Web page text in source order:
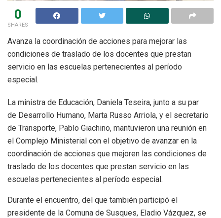
0
SHARES
Avanza la coordinación de acciones para mejorar las
condiciones de traslado de los docentes que prestan
servicio en las escuelas pertenecientes al período
especial.
La ministra de Educación, Daniela Teseira, junto a su par
de Desarrollo Humano, Marta Russo Arriola, y el secretario
de Transporte, Pablo Giachino, mantuvieron una reunión en
el Complejo Ministerial con el objetivo de avanzar en la
coordinación de acciones que mejoren las condiciones de
traslado de los docentes que prestan servicio en las
escuelas pertenecientes al período especial.
Durante el encuentro, del que también participó el
presidente de la Comuna de Susques, Eladio Vázquez, se